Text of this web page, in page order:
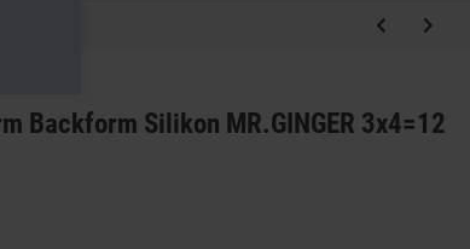
Backform Silikon MR.GINGER 3x4=12